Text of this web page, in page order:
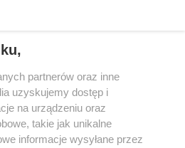
Gniezno, Ostrów Wlkp.).
Patronat
Dane firmowe
i ogłoszeń drobnych
Polityka prywatności
danych osobowych
partnerów oraz inne
uzyskujemy dostęp i
na urządzeniu oraz
takie jak unikalne
informacje wysyłane przez